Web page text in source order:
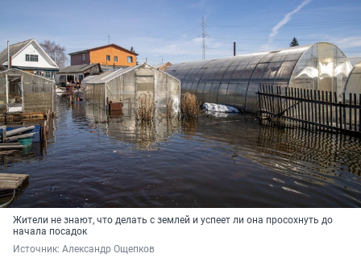
Жители не знают, что делать с землей и успеет ли она просохнуть до
начала посадок
Источник: Александр Ощепков